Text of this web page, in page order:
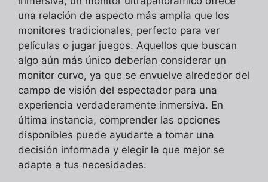
una relación de aspecto más amplia que los
monitores tradicionales, perfecto para ver
películas o jugar juegos. Aquellos que buscan
algo aún más único deberían considerar un
monitor curvo, ya que se envuelve alrededor del
campo de visión del espectador para una
experiencia verdaderamente inmersiva. En
última instancia, comprender las opciones
disponibles puede ayudarte a tomar una
decisión informada y elegir la que mejor se
adapte a tus necesidades.